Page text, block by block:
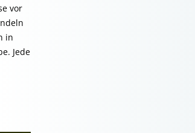
vor
in
Jede